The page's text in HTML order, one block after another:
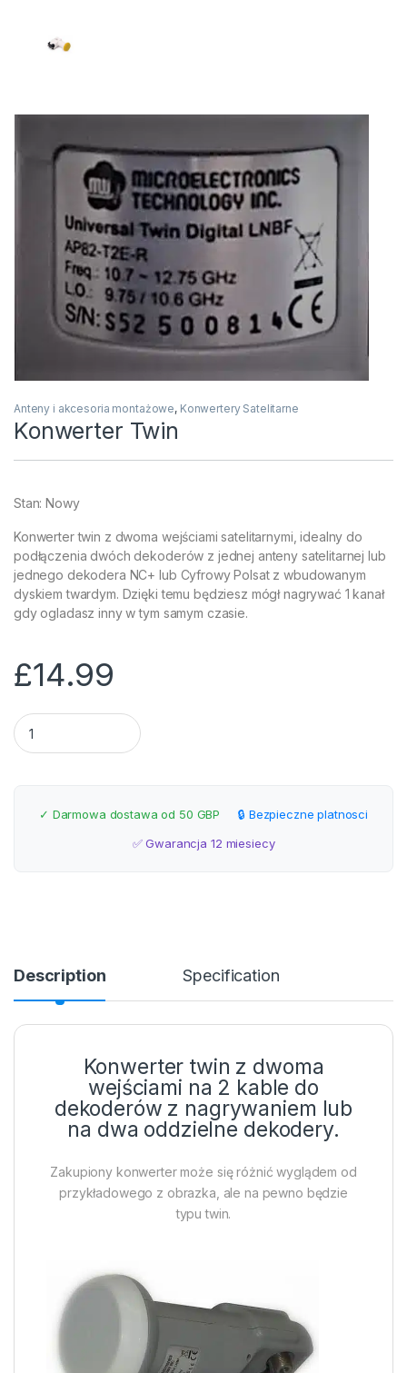
Anteny i akcesoria montażowe, Konwertery Satelitarne
Konwerter Twin
Stan: Nowy
Konwerter twin z dwoma wejściami satelitarnymi, idealny do
podłączenia dwóch dekoderów z jednej anteny satelitarnej lub
jednego dekodera NC+ lub Cyfrowy Polsat z wbudowanym
dyskiem twardym. Dzięki temu będziesz mógł nagrywać 1 kanał
gdy ogladasz inny w tym samym czasie.
£14.99
Konwerter Twin quantity
✓ Darmowa dostawa od 50 GBP
🔒 Bezpieczne platnosci
✅ Gwarancja 12 miesiecy
Description Specification
Konwerter twin z dwoma
wejściami na 2 kable do
dekoderów z nagrywaniem lub
na dwa oddzielne dekodery.
Zakupiony konwerter może się różnić wyglądem od
przykładowego z obrazka, ale na pewno będzie
typu twin.